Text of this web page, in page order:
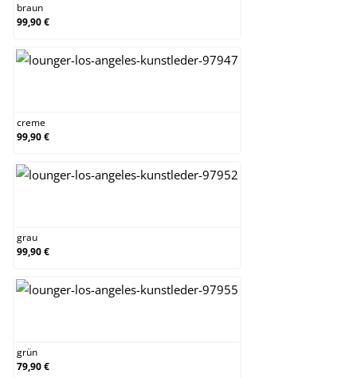
braun
99,90 €
creme
99,90 €
grau
99,90 €
grün
79,90 €